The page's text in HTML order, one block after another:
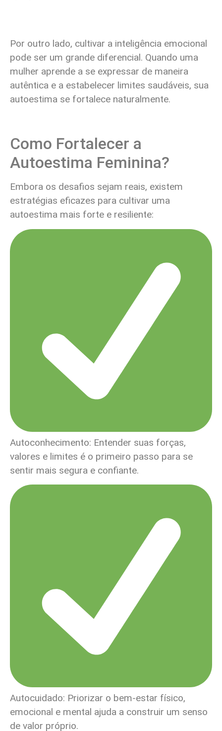
Por outro lado, cultivar a inteligência emocional
pode ser um grande diferencial. Quando uma
mulher aprende a se expressar de maneira
autêntica e a estabelecer limites saudáveis, sua
autoestima se fortalece naturalmente.
Como Fortalecer a
Autoestima Feminina?
Embora os desafios sejam reais, existem
estratégias eficazes para cultivar uma
autoestima mais forte e resiliente:
Autoconhecimento: Entender suas forças,
valores e limites é o primeiro passo para se
sentir mais segura e confiante.
Autocuidado: Priorizar o bem-estar físico,
emocional e mental ajuda a construir um senso
de valor próprio.